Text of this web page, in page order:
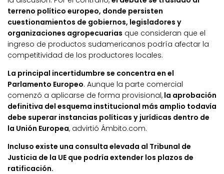
terreno político europeo, donde persisten
cuestionamientos de gobiernos, legisladores y
organizaciones agropecuarias que consideran que el
ingreso de productos sudamericanos podría afectar la
competitividad de los productores locales.
La principal incertidumbre se concentra en el
Parlamento Europeo. Aunque la parte comercial
comenzó a aplicarse de forma provisional, la aprobación
definitiva del esquema institucional más amplio todavía
debe superar instancias políticas y jurídicas dentro de
la Unión Europea, advirtió Ámbito.com.
Incluso existe una consulta elevada al Tribunal de
Justicia de la UE que podría extender los plazos de
ratificación.